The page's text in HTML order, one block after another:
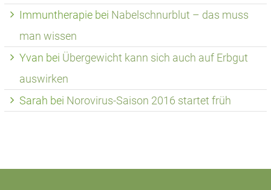
Immuntherapiebei Nabelschnurblut – das muss
man wissen
Yvan bei Übergewicht kann sich auch auf Erbgut
auswirken
Sarah bei Norovirus-Saison 2016 startet früh